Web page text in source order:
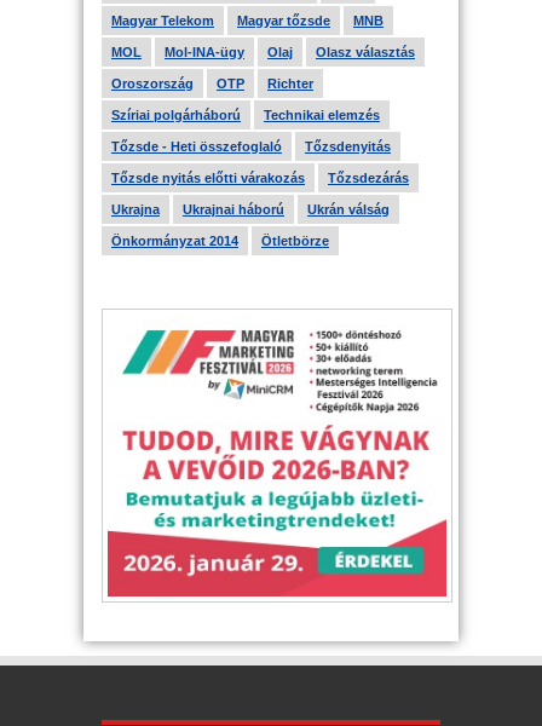
Magyar Telekom Magyar tőzsde MNB
MOL Mol-INA-ügy Olaj Olasz választás
Oroszország OTP Richter
Szíriai polgárháború Technikai elemzés
Tőzsde - Heti összefoglaló Tőzsdenyitás
Tőzsde nyitás előtti várakozás Tőzsdezárás
Ukrajna Ukrajnai háború Ukrán válság
Önkormányzat 2014 Ötletbörze